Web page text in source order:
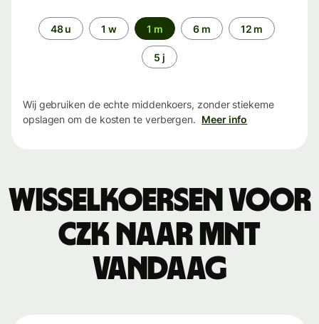
Periode48 u 1 w 1 m 6 m 12 m
5 j
Wij gebruiken de echte middenkoers, zonder stiekeme
opslagen om de kosten te verbergen. Meer info
Wisselkoersen voor
CZK naar MNT
vandaag